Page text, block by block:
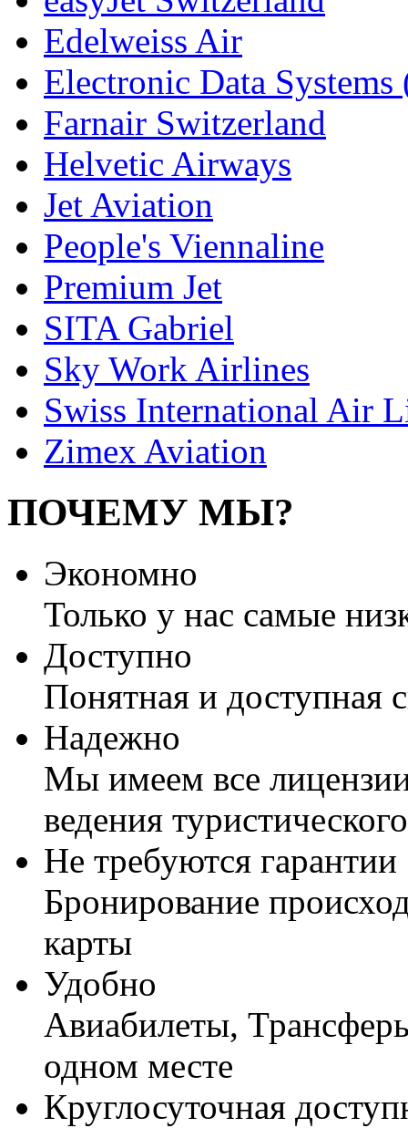
Edelweiss Air
Electronic Data Systems
Farnair Switzerland
Helvetic Airways
Jet Aviation
People's Viennaline
Premium Jet
SITA Gabriel
Sky Work Airlines
Swiss International Air
Zimex Aviation
ПОЧЕМУ МЫ?
Экономно
Только у нас самые
Доступно
Понятная и доступная
Надежно
Мы имеем все
ведения
Не требуются гарантии
Бронирование
карты
Удобно
Авиабилеты,
одном месте
Круглосуточная